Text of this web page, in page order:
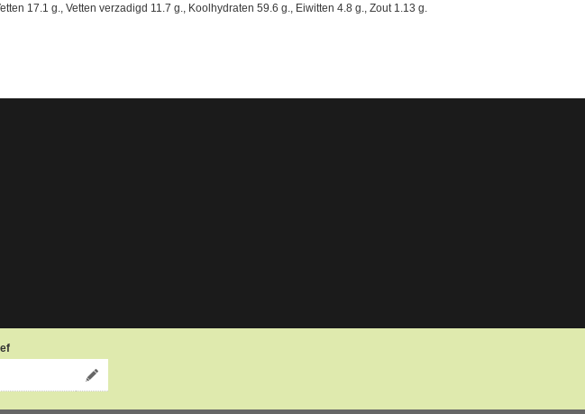
17.1 g., Vetten verzadigd 11.7 g., Koolhydraten 59.6 g., Eiwitten 4.8 g., Zout 1.13 g.